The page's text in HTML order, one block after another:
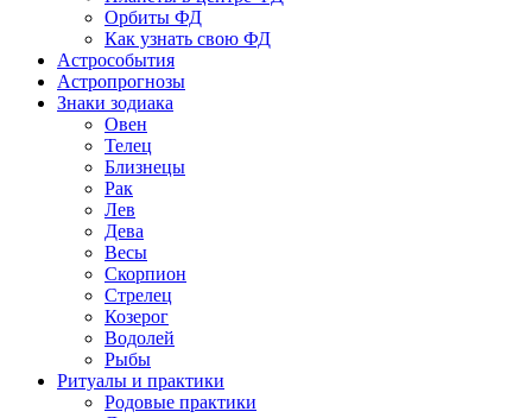
Орбиты ФД
Как узнать свою ФД
Астрособытия
Астропрогнозы
Знаки зодиака
Овен
Телец
Близнецы
Рак
Лев
Дева
Весы
Скорпион
Стрелец
Козерог
Водолей
Рыбы
Ритуалы и практики
Родовые практики